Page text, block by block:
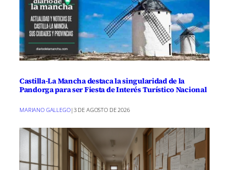
Castilla-La Mancha destaca la singularidad de la
Pandorga para ser Fiesta de Interés Turístico Nacional
MARIANO GALLEGO|3 DE AGOSTO DE 2026